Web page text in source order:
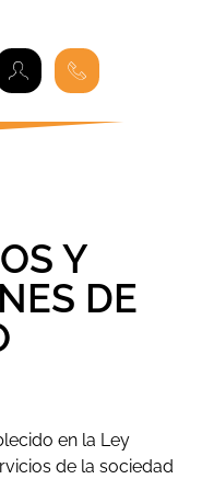
Y
DE
en la Ley
de la sociedad